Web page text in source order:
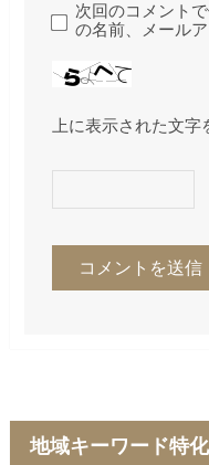
次回のコメント
の名前、メール
上に表示された文字
地域キーワード特